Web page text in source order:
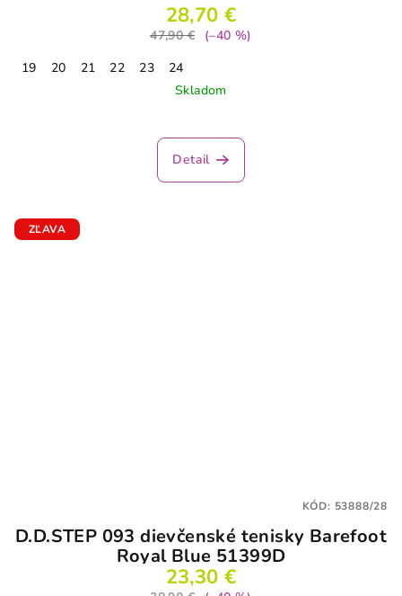
28,70 €
47,90 €
(–40 %)
19
20 21 22 23
24
Skladom
Detail
ZĽAVA
D.D.STEP 093 dievčenské tenisky Barefoot
Royal Blue 51399D
23,30 €
KÓD: 53888/28